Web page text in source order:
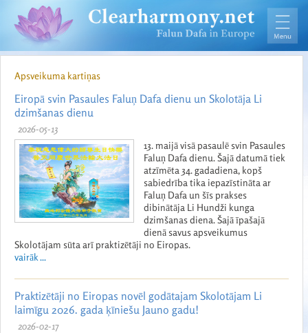
Apsveikuma kartiņas
Eiropā svin Pasaules Faluņ Dafa dienu un Skolotāja Li
dzimšanas dienu
2026-05-13
13. maijā visā pasaulē svin Pasaules
Faluņ Dafa dienu. Šajā datumā tiek
atzīmēta 34. gadadiena, kopš
sabiedrība tika iepazīstināta ar
Faluņ Dafa un šīs prakses
dibinātāja Li Hundži kunga
dzimšanas diena. Šajā īpašajā
dienā savus apsveikumus
Skolotājam sūta arī praktizētāji no Eiropas.
vairāk ...
Praktizētāji no Eiropas novēl godātajam Skolotājam Li
laimīgu 2026. gada ķīniešu Jauno gadu!
2026-02-17